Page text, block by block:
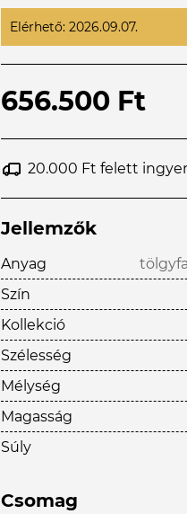
Elérhető: 2026.09.07.
656.500 Ft
20.000 Ft felett
Jellemzők
Anyag
Szín
Kollekció
Szélesség
Mélység
Magasság
Súly
Csomag